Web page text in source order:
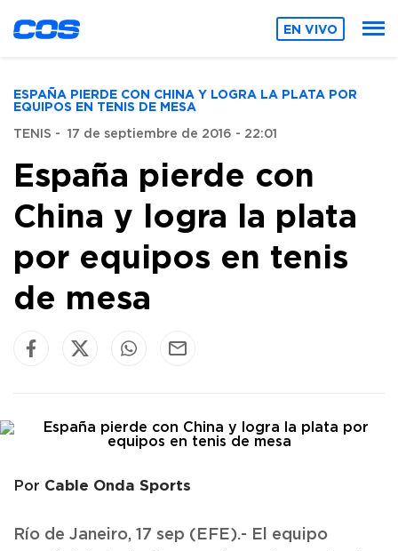
EN VIVO
ESPAÑA PIERDE CON CHINA Y LOGRA LA PLATA POR
EQUIPOS EN TENIS DE MESA
TENIS - 17 de septiembre de 2016 - 22:01
España pierde con
China y logra la plata
por equipos en tenis
de mesa
Por Cable Onda Sports
Río de Janeiro, 17 sep (EFE).- El equipo